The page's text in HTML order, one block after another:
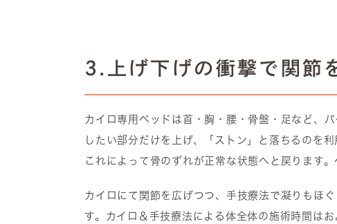
3.上げ下げの衝撃で関節
カイロ専用ベッドは首・胸・腰・骨盤・足など、
したい部分だけを上げ、「ストン」と落ちるのを
これによって骨のずれが正常な状態へと戻ります
カイロにて関節を広げつつ、手技療法で凝りもほ
す。カイロ＆手技療法による体全体の施術時間はお